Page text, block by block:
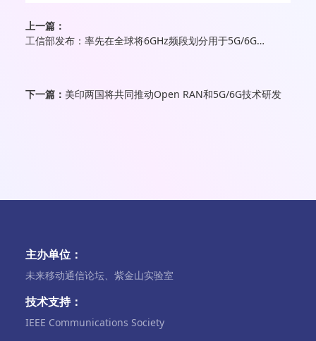
上一篇：
工信部发布：率先在全球将6GHz频段划分用于5G/6G系统
下一篇： 美印两国将共同推动Open RAN和5G/6G技术研发
主办单位：
未来移动通信论坛、紫金山实验室
技术支持：
IEEE Communications Society